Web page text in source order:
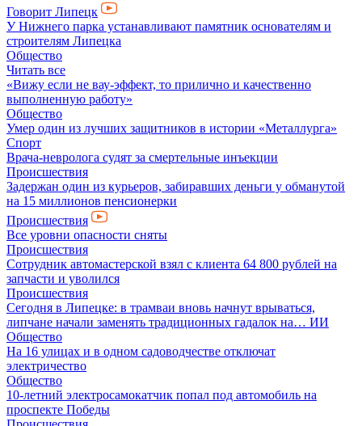
Говорит Липецк
У Нижнего парка устанавливают памятник основателям и
строителям Липецка
Общество
Читать все
«Вижу если не вау-эффект, то прилично и качественно
выполненную работу»
Общество
Умер один из лучших защитников в истории «Металлурга»
Спорт
Врача-невролога судят за смертельные инъекции
Происшествия
Задержан один из курьеров, забиравших деньги у обманутой
на 15 миллионов пенсионерки
Происшествия
Все уровни опасности сняты
Происшествия
Сотрудник автомастерской взял с клиента 64 800 рублей на
запчасти и уволился
Происшествия
Сегодня в Липецке: в трамваи вновь начнут врываться,
липчане начали заменять традиционных гадалок на… ИИ
Общество
На 16 улицах и в одном садоводчестве отключат
электричество
Общество
10-летний электросамокатчик попал под автомобиль на
проспекте Победы